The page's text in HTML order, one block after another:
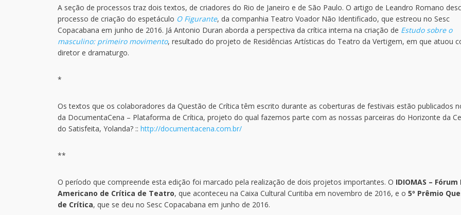
A seção de processos traz dois textos, de criadores do Rio de Janeiro e de São Paulo. O artigo de Leandro Romano
processo de criação do espetáculo O Figurante, da companhia Teatro Voador Não Identificado, que estreou no Sesc
Copacabana em junho de 2016. Já Antonio Duran aborda a perspectiva da crítica interna na criação de Estudo sobre o
masculino: primeiro movimento, resultado do projeto de Residências Artísticas do Teatro da Vertigem, em que atuou
diretor e dramaturgo.
*
Os textos que os colaboradores da Questão de Crítica têm escrito durante as coberturas de festivais estão publicados
da DocumentaCena – Plataforma de Crítica, projeto do qual fazemos parte com as nossas parceiras do Horizonte da
do Satisfeita, Yolanda? :: http://documentacena.com.br/
**
O período que compreende esta edição foi marcado pela realização de dois projetos importantes. O IDIOMAS –
Americano de Crítica de Teatro, que aconteceu na Caixa Cultural Curitiba em novembro de 2016, e o 5º Prêmio
de Crítica, que se deu no Sesc Copacabana em junho de 2016.